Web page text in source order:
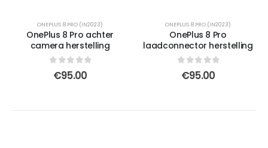
ONEPLUS 8 PRO (IN2023)
OnePlus 8 Pro achter
camera herstelling
out of 5
€95.00
ONEPLUS 8 PRO (IN2023)
OnePlus 8 Pro
laadconnector herstelling
out of 5
€95.00